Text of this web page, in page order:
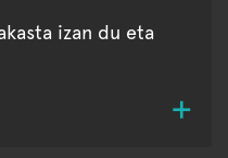
izan du eta